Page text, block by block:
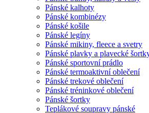
Pánské kalhoty
Pánské kombinézy
Pánské košile
Pánské legíny
Pánské mikiny, fleece a svetry
Pánské plavky a plavecké
Pánské sportovní prádlo
Pánské termoaktivní oblečení
Pánské trekové oblečení
Pánské tréninkové oblečení
Pánské šortky
Teplákové soupravy pánské